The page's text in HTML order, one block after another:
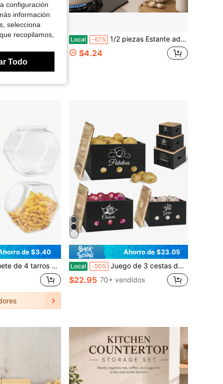
Ahorro de $6.11
Soporte Transparente para Bolígrafos & Lápices, Almacenamiento Transparente para Brochas de Maquillaje para Uso en el Hogar, Oficina y Tocador Local -67% 1/2 piezas Estante adhesivo de pared para especias con cucharas y caja de almacenamiento, instalación sin taladro, estante de plástico que ahorra espacio para especias, sal, azúcar, pimienta, hierbas, utensilios, estante compacto para estantes pequeños de cocina y comedor, soporte extraíble para condimentos
$4.24
de $3.40
transparentes de 887 ml para galletas, almacenamiento estético para la cocina para aperitivos, café y golosinas para perros, artículos esenciales para mesas de dulces y fiestas.
Ahorro de $23.05
Local -50% Juego de 3 cestas de madera - Recipiente de cocina rústico para patatas, cebollas y ajos, con revestimiento de polvo blanco, rectangular, incluye 3 tapas, portátil
$22.95 70+ vendidos
configuración
información
selecciona
recopilamos,
Todo